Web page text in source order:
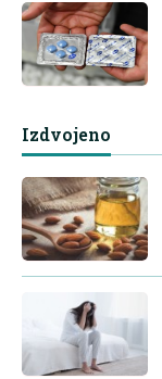
Izdvojeno